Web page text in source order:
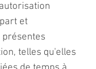
et
telles qu'elles